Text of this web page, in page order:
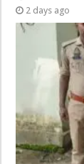
2 days ago